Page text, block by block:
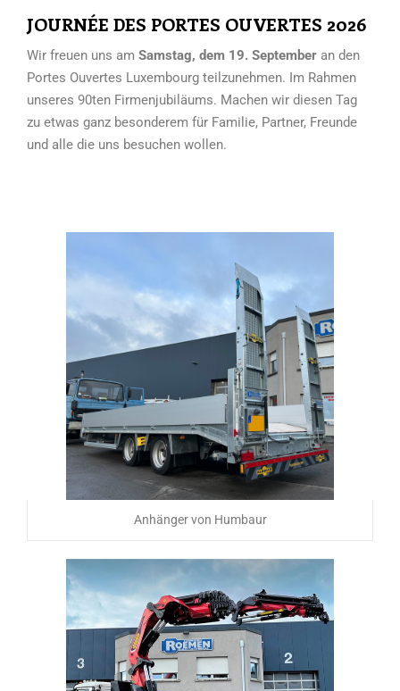
JOURNÉE DES PORTES OUVERTES 2026
Wir freuen uns am Samstag, dem 19. September an den
Portes Ouvertes Luxembourg teilzunehmen. Im Rahmen
unseres 90ten Firmenjubiläums. Machen wir diesen Tag
zu etwas ganz besonderem für Familie, Partner, Freunde
und alle die uns besuchen wollen.
Anhänger von Humbaur